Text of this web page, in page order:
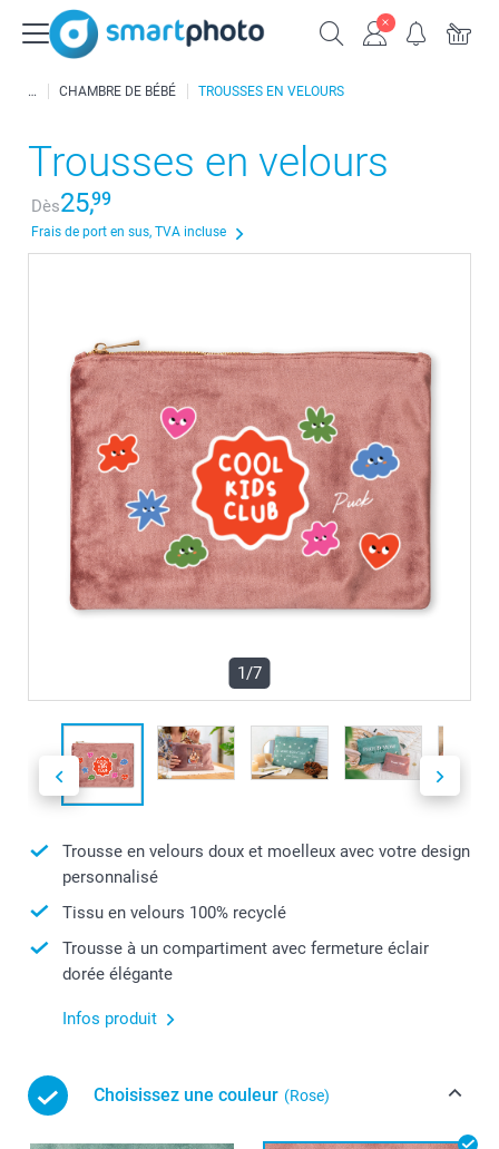
CHAMBRE DE BÉBÉ TROUSSES EN VELOURS
Trousses en velours
Dès25,99
Frais de port en sus, TVA incluse
1/7
Trousse en velours doux et moelleux avec votre design
personnalisé
Tissu en velours 100% recyclé
Trousse à un compartiment avec fermeture éclair
dorée élégante
Infos produit
Choisissez une couleur (Rose)